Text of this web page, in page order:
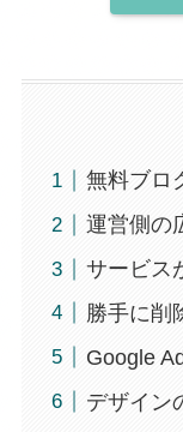
無料ブロ
運営側の
サービス
勝手に削
Google
デザイン